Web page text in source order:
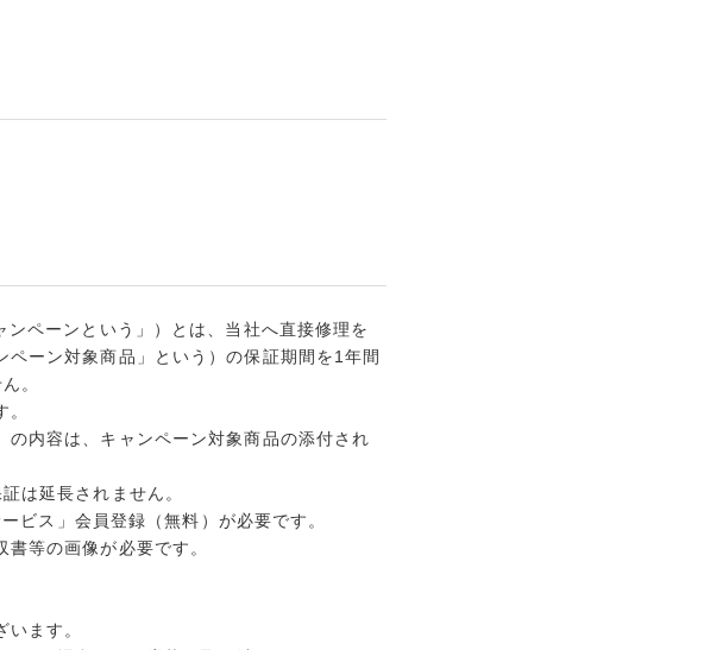
ペーンという」）とは、当社へ直接修理を
ーン対象商品」という）の保証期間を1年間
。
内容は、キャンペーン対象商品の添付され
は延長されません。
ス」会員登録（無料）が必要です。
等の画像が必要です。
ます。